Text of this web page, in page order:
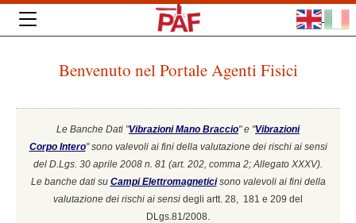
Benvenuto nel Portale Agenti Fisici
Le Banche Dati "Vibrazioni Mano Braccio" e "Vibrazioni
Corpo Intero"sono valevoli ai fini della valutazione dei rischi ai sensi
del D.Lgs. 30 aprile 2008 n. 81 (art. 202, comma 2; Allegato XXXV).
Le banche dati su Campi Elettromagneticisono valevoli ai fini della
valutazione dei rischi ai sensi degli artt. 28, 181 e 209 del
DLgs.81/2008.